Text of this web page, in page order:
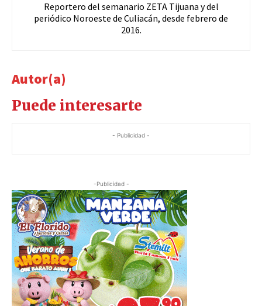
Reportero del semanario ZETA Tijuana y del
periódico Noroeste de Culiacán, desde febrero de
2016.
Autor(a)
Puede interesarte
- Publicidad -
-Publicidad -